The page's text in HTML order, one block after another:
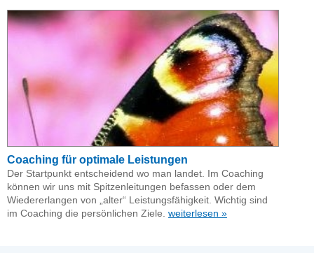
Coaching für optimale Leistungen
Der Startpunkt entscheidend wo man landet. Im Coaching
können wir uns mit Spitzenleitungen befassen oder dem
Wiedererlangen von „alter“ Leistungsfähigkeit. Wichtig sind
im Coaching die persönlichen Ziele. weiterlesen »